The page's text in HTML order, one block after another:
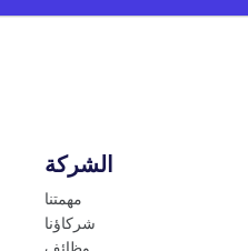
الشركة
مهمتنا
شركاؤنا
وظائف